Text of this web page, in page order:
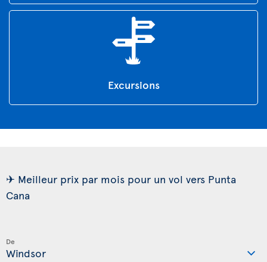
Excursions
✈ Meilleur prix par mois pour un vol vers Punta
Cana
De